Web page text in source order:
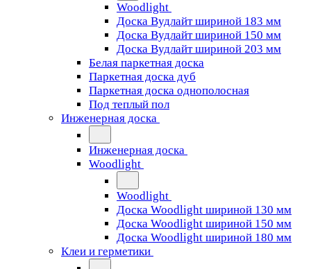
Woodlight
Доска Вудлайт шириной 183 мм
Доска Вудлайт шириной 150 мм
Доска Вудлайт шириной 203 мм
Белая паркетная доска
Паркетная доска дуб
Паркетная доска однополосная
Под теплый пол
Инженерная доска
Инженерная доска
Woodlight
Woodlight
Доска Woodlight шириной 130 мм
Доска Woodlight шириной 150 мм
Доска Woodlight шириной 180 мм
Клеи и герметики